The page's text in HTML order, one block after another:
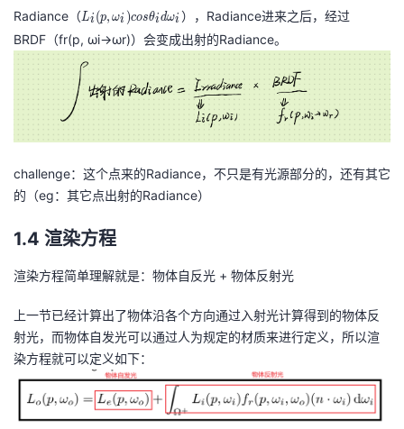
m
g
a
_
{i
\r
o
\
o
e
g
_
i
Radiance（L
(
p,
\
o
m
g
a
_i
)c
o
θ
_i
d
ω
_i
Li (p, ωi )cosθidωi ），Radiance进来之后，经过
BRDF（fr(p, ωi→ωr)）会变成出射的Radiance。
challenge：这个点来的Radiance，不只是有光源部分的，还有其它
的（eg：其它点出射的Radiance）
1.4 渲染方程
渲染方程简单理解就是：物体自反光 + 物体反射光
上一节已经计算出了物体沿各个方向通过入射光计算得到的物体反
射光，而物体自发光可以通过人为规定的材质来进行定义，所以渲
染方程就可以定义如下：